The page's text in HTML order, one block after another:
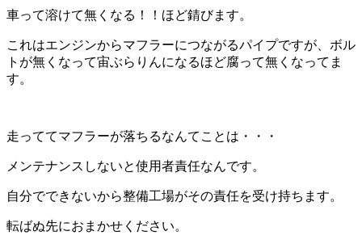
車って溶けて無くなる！！ほど錆びます。
これはエンジンからマフラーにつながるパイプですが、ボル
トが無くなって宙ぶらりんになるほど腐って無くなってま
す。
走っててマフラーが落ちるなんてことは・・・
メンテナンスしないと使用者責任なんです。
自分でできないから整備工場がその責任を受け持ちます。
転ばぬ先におまかせください。